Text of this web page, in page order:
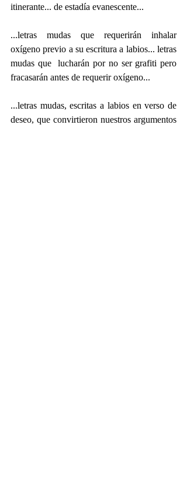
itinerante... de estadía evanescente...
...letras mudas que requerirán inhalar
oxígeno previo a su escritura a labios... letras
mudas que  lucharán por no ser grafiti pero
fracasarán antes de requerir oxígeno...
...letras mudas, escritas a labios en verso de
deseo, que convirtieron nuestros argumentos